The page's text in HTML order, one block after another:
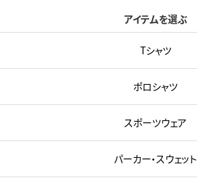
アイテムを選ぶ
Tシャツ
ポロシャツ
スポーツウェア
パーカー・スウェット